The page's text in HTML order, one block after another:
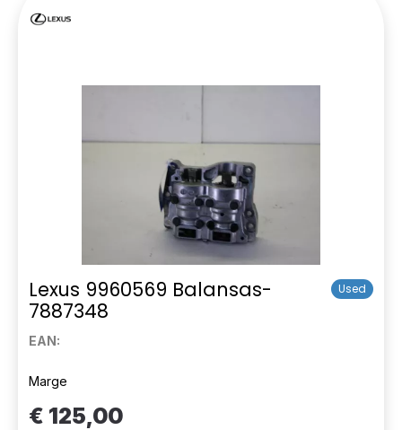
Lexus 9960569 Balansas-
7887348
Used
EAN:
Marge
€ 125,00